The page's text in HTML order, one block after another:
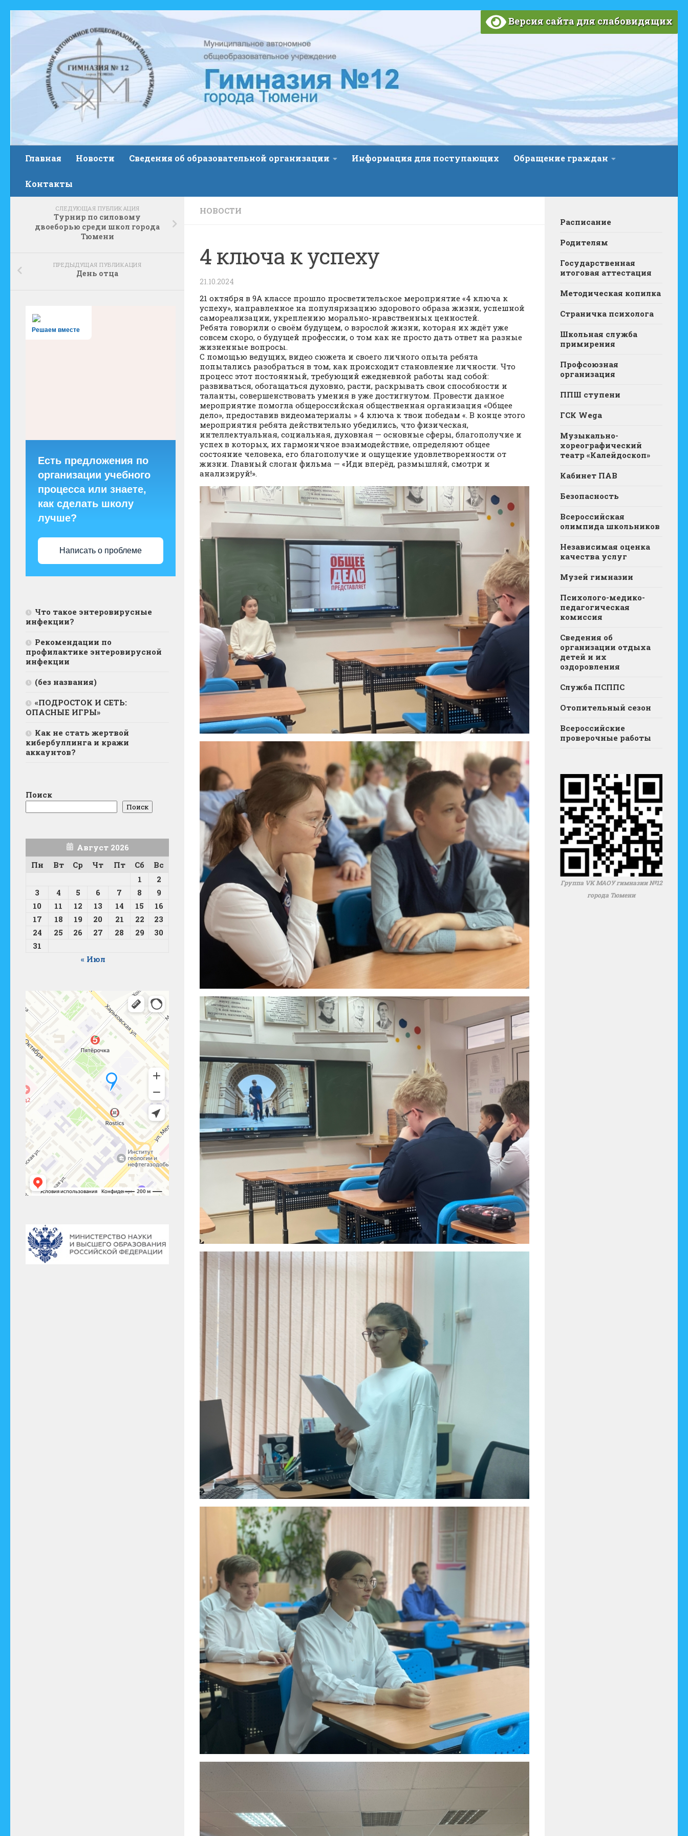
Skip to content Версия сайта для слабовидящих
Главная Новости Сведения об образовательной организации Информация для поступающих Обращение граждан
Контакты
НОВОСТИ
4 ключа к успеху
21.10.2024
21 октября в 9А классе прошло просветительское мероприятие «4 ключа к
успеху», направленное на популяризацию здорового образа жизни, успешной
самореализации, укреплению морально-нравственных ценностей.
Ребята говорили о своём будущем, о взрослой жизни, которая их ждёт уже
совсем скоро, о будущей профессии, о том как не просто дать ответ на разные
жизненные вопросы.
С помощью ведущих, видео сюжета и своего личного опыта ребята
попытались разобраться в том, как происходит становление личности. Что
процесс этот постоянный, требующий ежедневной работы над собой:
развиваться, обогащаться духовно, расти, раскрывать свои способности и
таланты, совершенствовать умения в уже достигнутом. Провести данное
мероприятие помогла общероссийская общественная организация «Общее
дело», предоставив видеоматериалы » 4 ключа к твои победам «. В конце этого
мероприятия ребята действительно убедились, что физическая,
интеллектуальная, социальная, духовная — основные сферы, благополучие и
успех в которых, их гармоничное взаимодействие, определяют общее
состояние человека, его благополучие и ощущение удовлетворенности от
жизни. Главный слоган фильма — «Иди вперёд, размышляй, смотри и
анализируй!».
СЛЕДУЮЩАЯ ПУБЛИКАЦИЯ
Турнир по силовому
двоеборью среди школ города
Тюмени
ПРЕДЫДУЩАЯ ПУБЛИКАЦИЯ
День отца
Решаем вместе
Есть предложения по
организации учебного
процесса или знаете,
как сделать школу
лучше?
Написать о проблеме
Что такое энтеровирусные
инфекции?
Рекомендации по
профилактике энтеровирусной
инфекции
(без названия)
«ПОДРОСТОК И СЕТЬ:
ОПАСНЫЕ ИГРЫ»
Как не стать жертвой
кибербуллинга и кражи
аккаунтов?
Поиск
Поиск
Август 2026
Пн
Вт Ср Чт Пт Сб
Вс
1
2
3
4 5 6 7 8
9
10
11 12 13 14 15
16
17
18 19 20 21 22
23
24
25 26 27 28 29
30
31
« Июл
Расписание
Родителям
Государственная
итоговая аттестация
Методическая копилка
Страничка психолога
Школьная служба
примирения
Профсоюзная
организация
ППШ ступени
ГСК Wega
Музыкально-
хореографический
театр «Калейдоскоп»
Кабинет ПАВ
Безопасность
Всероссийская
олимпида школьников
Независимая оценка
качества услуг
Музей гимназии
Психолого-медико-
педагогическая
комиссия
Сведения об
организации отдыха
детей и их
оздоровления
Служба ПСППС
Отопительный сезон
Всероссийские
проверочные работы
Группа VK МАОУ гимназии №12
города Тюмени